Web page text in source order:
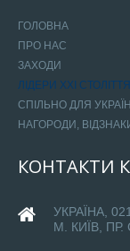
ГОЛОВНА
ПРО НАС
ЗАХОДИ
ЛІДЕРИ ХХІ
СПІЛЬНО ДЛЯ
НАГОРОДИ,
КОНТАКТИ
УКРАЇНА,
М. КИЇВ,